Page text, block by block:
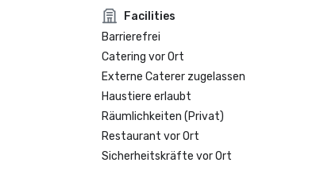
Facilities
Barrierefrei
Catering vor Ort
Externe Caterer zugelassen
Haustiere erlaubt
Räumlichkeiten (Privat)
Restaurant vor Ort
Sicherheitskräfte vor Ort